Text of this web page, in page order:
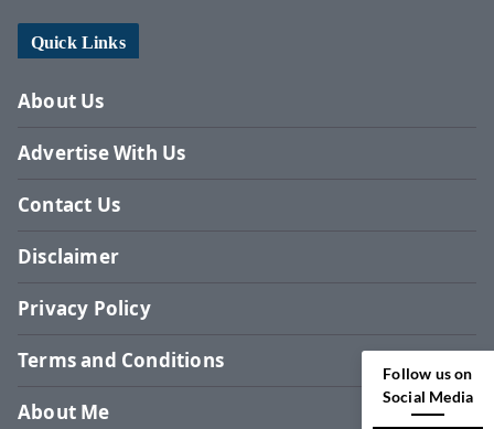
Quick Links
About Us
Advertise With Us
Contact Us
Disclaimer
Privacy Policy
Terms and Conditions
About Me
Follow us on
Social Media